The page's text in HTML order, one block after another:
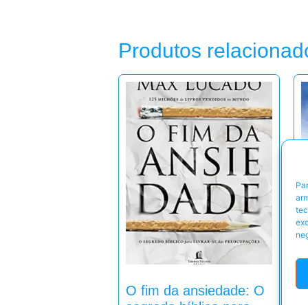
Produtos
O fim da ansiedade: O